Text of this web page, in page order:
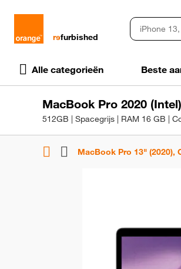
rɘfurbished
Alle categorieën Beste
MacBook Pro 2020 (Intel)
512GB | Spacegrijs | RAM 16 GB |
MacBook Pro 13" (2020),